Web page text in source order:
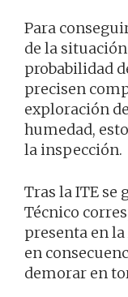
Para
de la
probabilidad
precisen
exploración
humedad,
la inspección.
Tras la ITE se
Técnico
presenta en
en
demorar en